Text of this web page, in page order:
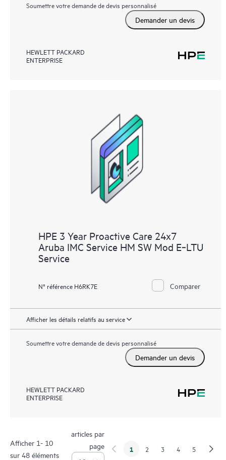
Soumettre votre demande de devis personnalisé
Demander un devis
HEWLETT PACKARD
ENTERPRISE
HPE 3 Year Proactive Care 24x7
Aruba IMC Service HM SW Mod E‑LTU
Service
N° référence H6RK7E Comparer
Afficher les détails relatifs au service
Soumettre votre demande de devis personnalisé
Demander un devis
HEWLETT PACKARD
ENTERPRISE
Afficher 1- 10
sur 48 éléments
articles par
page
1 2 3 4 5